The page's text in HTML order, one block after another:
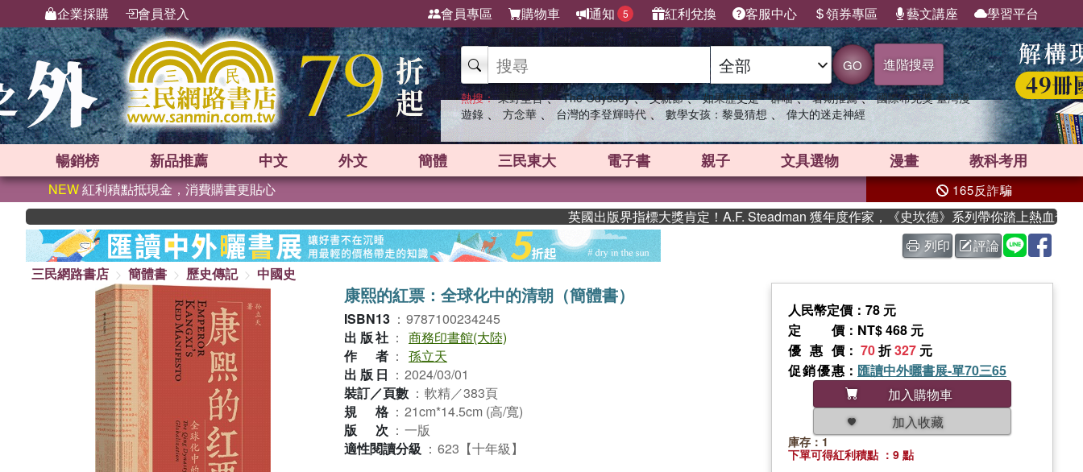
企業採購 會員登入 會員專區 購物車 通知 5 紅利兌換 客服中心 領券專區 藝文講座 學習平台
GO 進階搜尋
熱搜： 東野圭吾 、 The Odyssey 、 父親節 、 如果歷史是一群喵 、 暑期推薦 、 國際布克獎 臺灣漫
遊錄 、 方念華 、 台灣的李登輝時代 、 數學女孩：黎曼猜想 、 偉大的迷走神經
暢銷榜 新品推薦 中文 外文 簡體 三民東大 電子書 親子 文具選物 漫畫 教科考用
NEW紅利積點抵現金，消費購書更貼心 165反詐騙
英國出版界指標大獎肯定！A.F. Steadman 獲年度作家，《史坎德》系列帶你踏上熱血奇幻旅程
三民網路書店 簡體書 歷史傳記 中國史
列印 評論
康熙的紅票：全球化中的清朝（簡體書）
ISBN13 ： 9787100234245
出版社 ： 商務印書館(大陸)
作者 ： 孫立天
出版日 ： 2024/03/01
裝訂／頁數 ： 軟精／383頁
規格 ： 21cm*14.5cm (高/寬)
版次 ： 一版
適性閱讀分級 ： 623【十年級】
人民幣定價：78 元
定價 ：NT$ 468 元
優惠價 ： 70折327 元
促銷優惠 ： 匯讀中外曬書展-單70三65
加入購物車
加入收藏
庫存：1
下單可得紅利積點 ：9 點